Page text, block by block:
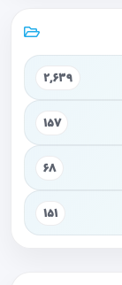
۲,۶۳۹
۱۵۷
۶۸
۱۵۱